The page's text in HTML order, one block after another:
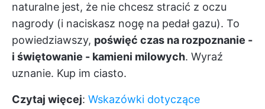
naturalne jest, że nie chcesz stracić z oczu
nagrody (i naciskasz nogę na pedał gazu). To
powiedziawszy, poświęć czas na rozpoznanie -
i świętowanie - kamieni milowych. Wyraź
uznanie. Kup im ciasto.
Czytaj więcej: Wskazówki dotyczące